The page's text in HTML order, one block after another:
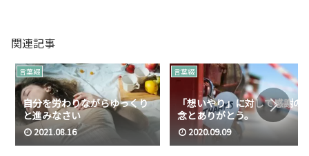
関連記事
言葉綴
自分を労わりながらゆっくり
と進みなさい
2021.08.16
言葉綴
「想いやり」に対して感謝の
念とありがとう。
2020.09.09